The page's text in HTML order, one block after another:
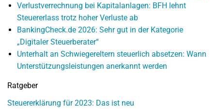
Verlustverrechnung bei Kapitalanlagen: BFH lehnt
Steuererlass trotz hoher Verluste ab
BankingCheck.de 2026: Sehr gut in der Kategorie
„Digitaler Steuerberater“
Unterhalt an Schwiegereltern steuerlich absetzen: Wann
Unterstützungsleistungen anerkannt werden
Ratgeber
Steuererklärung für 2023: Das ist neu